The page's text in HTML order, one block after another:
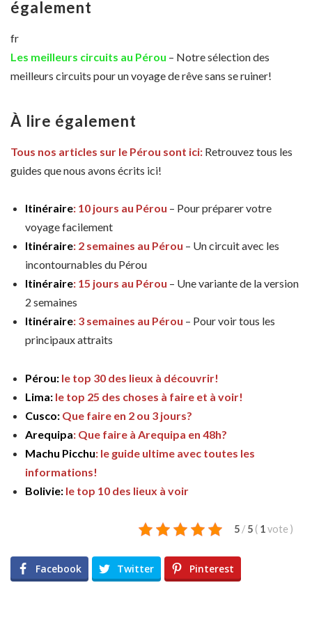
également
fr
Les meilleurs circuits au Pérou – Notre sélection des
meilleurs circuits pour un voyage de rêve sans se ruiner!
À lire également
Tous nos articles sur le Pérou sont ici: Retrouvez tous les
guides que nous avons écrits ici!
Itinéraire: 10 jours au Pérou – Pour préparer votre
voyage facilement
Itinéraire: 2 semaines au Pérou – Un circuit avec les
incontournables du Pérou
Itinéraire: 15 jours au Pérou – Une variante de la version
2 semaines
Itinéraire: 3 semaines au Pérou – Pour voir tous les
principaux attraits
Pérou: le top 30 des lieux à découvrir!
Lima: le top 25 des choses à faire et à voir!
Cusco: Que faire en 2 ou 3 jours?
Arequipa: Que faire à Arequipa en 48h?
Machu Picchu: le guide ultime avec toutes les
informations!
Bolivie: le top 10 des lieux à voir
5 / 5 ( 1vote )
Facebook Twitter Pinterest